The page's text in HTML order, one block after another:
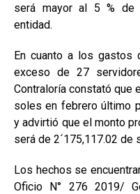
será mayor al 5 % de
entidad.
En cuanto a los gastos
exceso de 27
Contraloría constató que
soles en febrero último
y advirtió que el monto
será de 2´175,117.02 de
Los hechos se
Oficio N° 276 2019/